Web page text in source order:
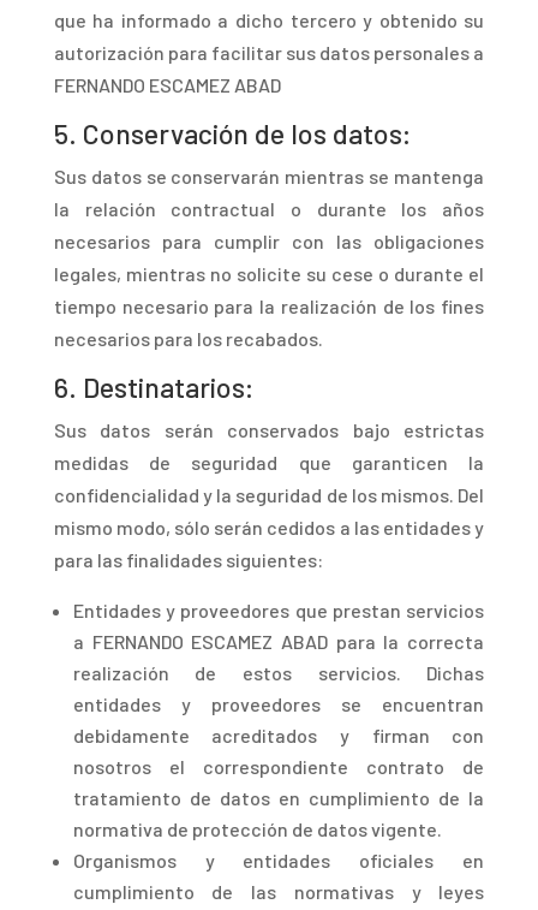
que ha informado a dicho tercero y obtenido su
autorización para facilitar sus datos personales a
FERNANDO ESCAMEZ ABAD
5. Conservación de los datos:
Sus datos se conservarán mientras se mantenga
la relación contractual o durante los años
necesarios para cumplir con las obligaciones
legales, mientras no solicite su cese o durante el
tiempo necesario para la realización de los fines
necesarios para los recabados.
6. Destinatarios:
Sus datos serán conservados bajo estrictas
medidas de seguridad que garanticen la
confidencialidad y la seguridad de los mismos. Del
mismo modo, sólo serán cedidos a las entidades y
para las finalidades siguientes:
Entidades y proveedores que prestan servicios
a FERNANDO ESCAMEZ ABAD para la correcta
realización de estos servicios. Dichas
entidades y proveedores se encuentran
debidamente acreditados y firman con
nosotros el correspondiente contrato de
tratamiento de datos en cumplimiento de la
normativa de protección de datos vigente.
Organismos y entidades oficiales en
cumplimiento de las normativas y leyes